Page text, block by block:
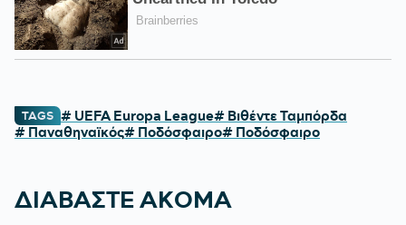
TAGS # UEFA Europa League# Βιθέντε Ταμπόρδα
# Παναθηναϊκός# Ποδόσφαιρο# Ποδόσφαιρο
ΔΙΑΒΑΣΤΕ ΑΚΟΜΑ